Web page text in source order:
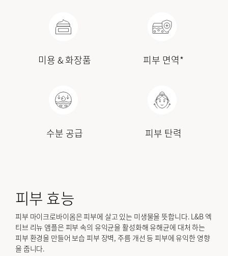
미용 & 화장품 피부 면역*
수분 공급 피부 탄력
피부 효능
피부 마이크로바이옴은 피부에 살고 있는 미생물을 뜻합니다. L&B 엑
티브 리뉴 앰플은 피부 속의 유익균을 활성화해 유해균에 대처 하는
피부 환경을 만들어 보습 피부 장벽, 주름 개선 등 피부에 유익한 영향
을 줍니다.